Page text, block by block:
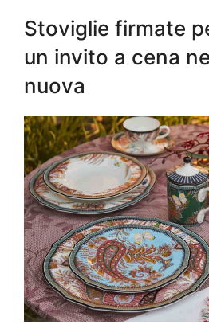
Stoviglie firmate
un invito a cena
nuova